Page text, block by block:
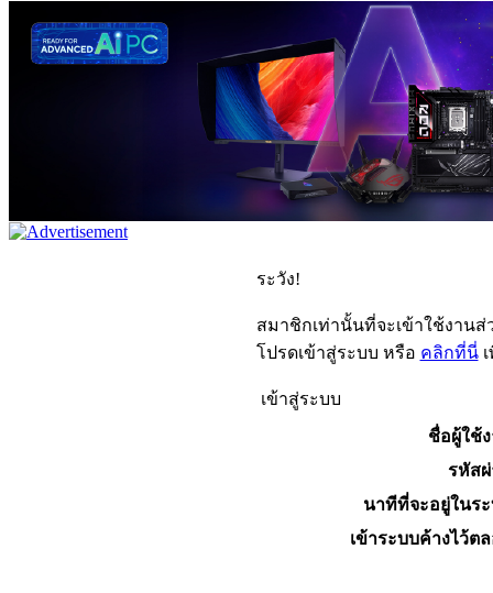
ระวัง!
สมาชิกเท่านั้นที่จะเข้าใช้งานส่
โปรดเข้าสู่ระบบ หรือ คลิกที่นี่เ
เข้าสู่ระบบ
ชื่อผู้ใช้
รหัส
นาทีที่จะอยู่ในร
เข้าระบบค้างไว้ต